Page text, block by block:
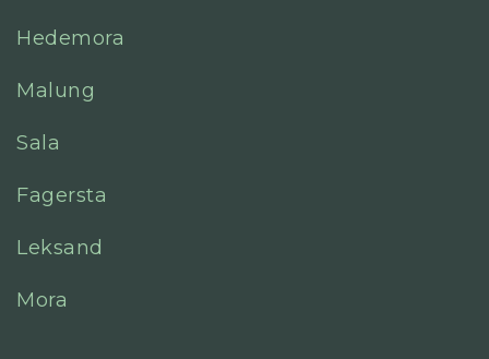
Hedemora
Malung
Sala
Fagersta
Leksand
Mora